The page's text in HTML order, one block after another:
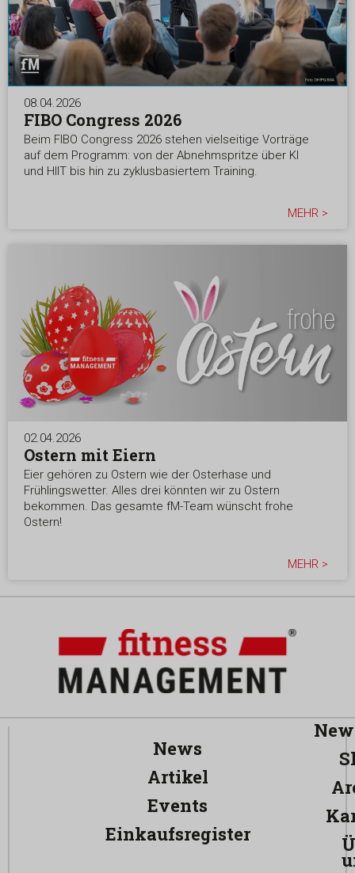
08.04.2026
FIBO Congress 2026
Beim FIBO Congress 2026 stehen vielseitige Vorträge
auf dem Programm: von der Abnehmspritze über KI
und HIIT bis hin zu zyklusbasiertem Training.
MEHR >
02.04.2026
Ostern mit Eiern
Eier gehören zu Ostern wie der Osterhase und
Frühlingswetter. Alles drei könnten wir zu Ostern
bekommen. Das gesamte fM-Team wünscht frohe
Ostern!
MEHR >
News
Artikel
Events
Einkaufsregister